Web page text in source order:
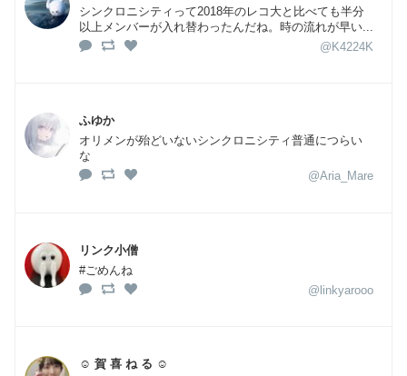
シンクロニシティって2018年のレコ大と比べても半分
以上メンバーが入れ替わったんだね。時の流れが早い...
@K4224K
ふゆか
オリメンが殆どいないシンクロニシティ普通につらい
な
@Aria_Mare
リンク小僧
#ごめんね
@linkyarooo
☺︎ 賀 喜 ね る ☺︎